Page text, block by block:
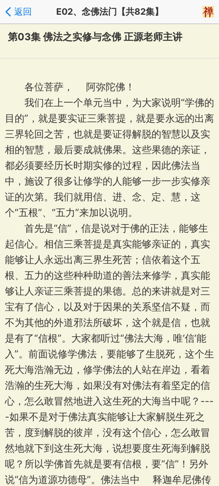
返回 E02、念佛法门【共82集】
第03集 佛法之实修与念佛 正源老师主讲
各位菩萨， 阿弥陀佛！
我们在上一个单元当中，为大家说明“学佛的
目的”，就是要实证三乘菩提，就是要永远的出离
三界轮回之苦，也就是要证得解脱的智慧以及实
相的智慧，最后要成就佛果。这些果德的亲证，
都必须要经历长时期实修的过程，因此佛法当
中，施设了很多让修学的人能够一步一步实修亲
证的次第。我们就用信、进、念、定、慧，这
个“五根”、“五力”来加以说明。
首先是“信”，信是说对于佛的正法，能够生
起信心。相信三乘菩提是真实能够亲证的，真实
能够让人永远出离三界生死苦；信依着这个五
根、五力的这些种种助道的善法来修学，真实能
够让人亲证三乘菩提的果德。总的来讲就是对三
宝有了信心，以及对于因果的关系坚信不疑，而
不为其他的外道邪法所破坏，这个就是信，也就
是有了“信根”。大家都听过“佛法大海，唯‘信’能
入”。前面说修学佛法，要能够了生脱死，这个生
死大海浩瀚无边，修学佛法的人站在岸边，看着
浩瀚的生死大海，如果没有对佛法有着坚定的信
心，怎么敢冒然地进入这生死的大海当中呢？---
-如果不是对于佛法真实能够让大家解脱生死之
苦，度到解脱的彼岸，没有这个信心，怎么敢冒
然地就下到这生死大海，说想要度生死海到解脱
呢？所以学佛首先就是要有信根，要“信”！另外
说“信为道源功德母”。佛法当中 释迦牟尼佛传